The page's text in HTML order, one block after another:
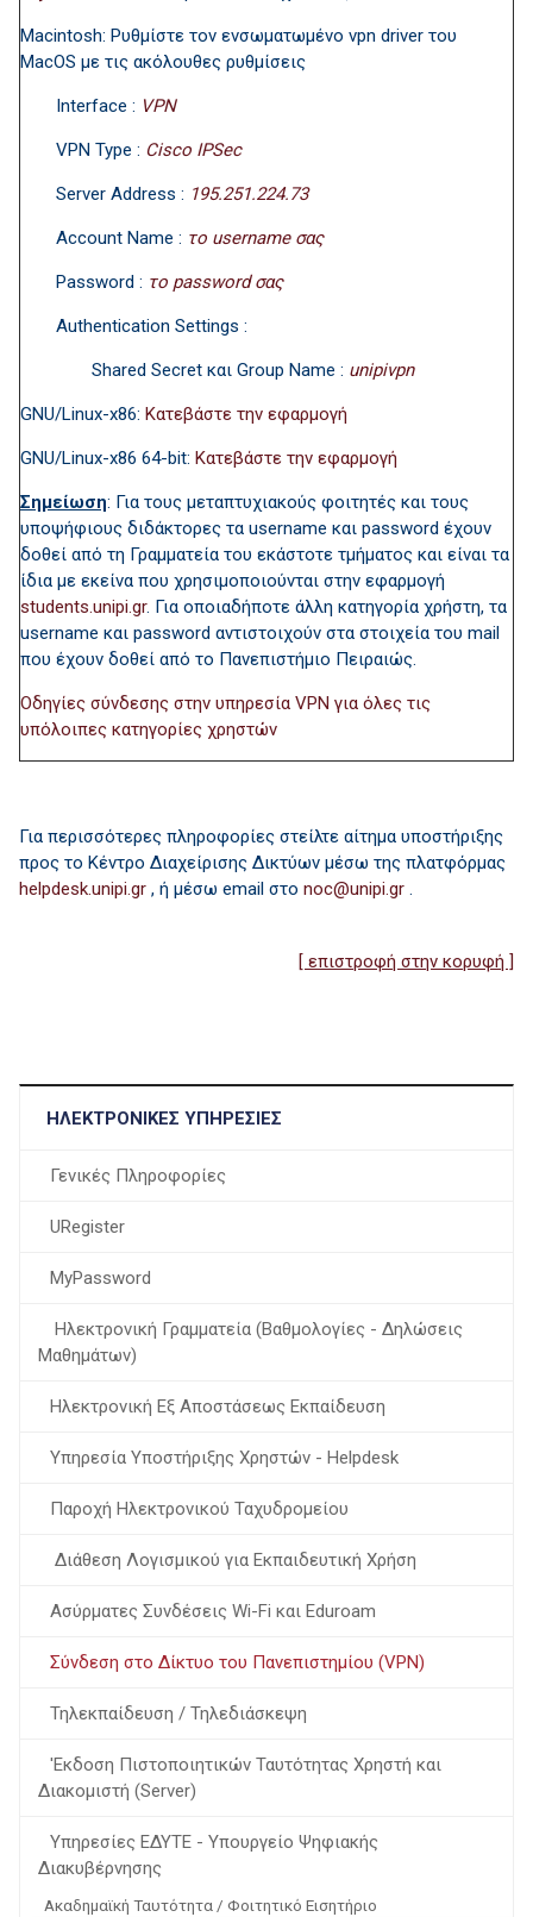
Macintosh: Ρυθμίστε τον ενσωματωμένο vpn driver του
MacOS με τις ακόλουθες ρυθμίσεις
Interface : VPN
VPN Type : Cisco IPSec
Server Address : 195.251.224.73
Account Name : το username σας
Password : το password σας
Authentication Settings :
Shared Secret και Group Name : unipivpn
GNU/Linux-x86: Κατεβάστε την εφαρμογή
GNU/Linux-x86 64-bit: Κατεβάστε την εφαρμογή
Σημείωση: Για τους μεταπτυχιακούς φοιτητές και τους
υποψήφιους διδάκτορες τα username και password έχουν
δοθεί από τη Γραμματεία του εκάστοτε τμήματος και είναι τα
ίδια με εκείνα που χρησιμοποιούνται στην εφαρμογή
students.unipi.gr. Για οποιαδήποτε άλλη κατηγορία χρήστη, τα
username και password αντιστοιχούν στα στοιχεία του mail
που έχουν δοθεί από το Πανεπιστήμιο Πειραιώς.
Οδηγίες σύνδεσης στην υπηρεσία VPN για όλες τις
υπόλοιπες κατηγορίες χρηστών
Για περισσότερες πληροφορίες στείλτε αίτημα υποστήριξης
προς το Κέντρο Διαχείρισης Δικτύων μέσω της πλατφόρμας
helpdesk.unipi.gr , ή μέσω email στο .
[ επιστροφή στην κορυφή ]
ΗΛΕΚΤΡΟΝΙΚΈΣ ΥΠΗΡΕΣΊΕΣ
Γενικές Πληροφορίες
URegister
MyPassword
Ηλεκτρονική Γραμματεία (Βαθμολογίες - Δηλώσεις
Μαθημάτων)
Ηλεκτρονική Εξ Αποστάσεως Εκπαίδευση
Υπηρεσία Υποστήριξης Χρηστών - Helpdesk
Παροχή Ηλεκτρονικού Ταχυδρομείου
Διάθεση Λογισμικού για Εκπαιδευτική Χρήση
Ασύρματες Συνδέσεις Wi-Fi και Eduroam
Σύνδεση στο Δίκτυο του Πανεπιστημίου (VPN)
Τηλεκπαίδευση / Τηλεδιάσκεψη
'Εκδοση Πιστοποιητικών Ταυτότητας Χρηστή και
Διακομιστή (Server)
Υπηρεσίες ΕΔΥΤΕ - Υπουργείο Ψηφιακής
Διακυβέρνησης
Ακαδημαϊκή Ταυτότητα / Φοιτητικό Εισητήριο